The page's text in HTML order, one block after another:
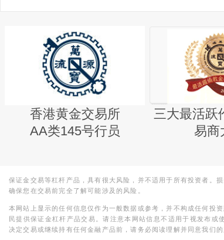
香港黄金交易所
AA类145号行员
三大最活跃
易商
保证金交易等杠杆产品，具有很大风险，并不适用于所有投资者。
确保您在交易前完全了解可能涉及的风险。
本网站上显示的任何信息仅作为一般数据或参考，并不构成任何投
民提供保证金杠杆产品交易。请注意本网站信息不适用于视发布
决定交易或继续持有任何金融产品前，请务必阅读理解并同意我们